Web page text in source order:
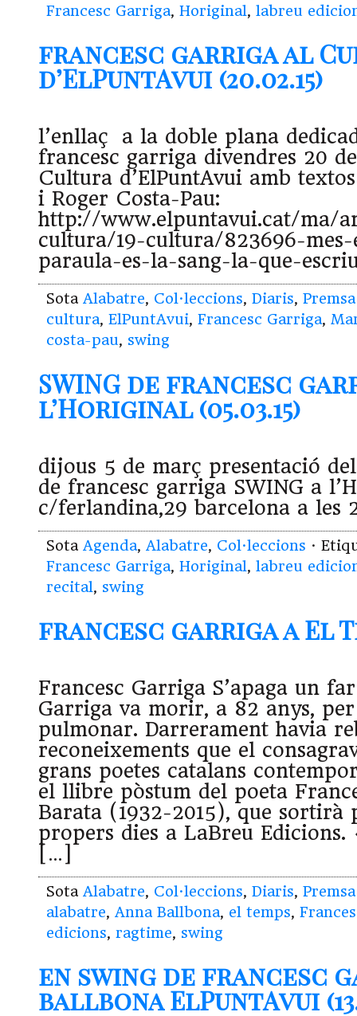
Francesc Garriga, Horiginal, labreu
francesc garriga al
d’ElPuntAvui (20.02.15)
l’enllaç a la doble plana
francesc garriga divendres 20
Cultura d’ElPuntAvui amb
i Roger Costa-Pau:
http://www.elpuntavui.cat/ma/
cultura/19-cultura/823696-
paraula-es-la-sang-la-que-
Sota Alabatre, Col·leccions, Diaris, Premsa
cultura, ElPuntAvui, Francesc Garriga,
costa-pau, swing
SWING de francesc
l’Horiginal (05.03.15)
dijous 5 de març presentació
de francesc garriga SWING a
c/ferlandina,29 barcelona a les
Sota Agenda, Alabatre, Col·leccions ·
Francesc Garriga, Horiginal, labreu
recital, swing
francesc garriga a El
Francesc Garriga S’apaga un
Garriga va morir, a 82 anys,
pulmonar. Darrerament havia
reconeixements que el
grans poetes catalans
el llibre pòstum del poeta
Barata (1932-2015), que sortirà
propers dies a LaBreu Edicions.
[…]
Sota Alabatre, Col·leccions, Diaris, Premsa
alabatre, Anna Ballbona, el temps,
edicions, ragtime, swing
en swing de francesc
ballbona ElPuntAvui